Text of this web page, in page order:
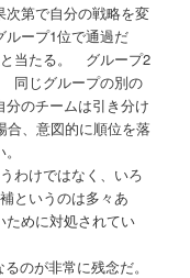
次第で自分の戦略を変
ープ1位で通過だ
と当たる。 グループ2
同じグループの別の
のチームは引き分け
合、意図的に順位を落
わけではなく、いろ
というのは多々あ
めに対処されてい
のが非常に残念だ。